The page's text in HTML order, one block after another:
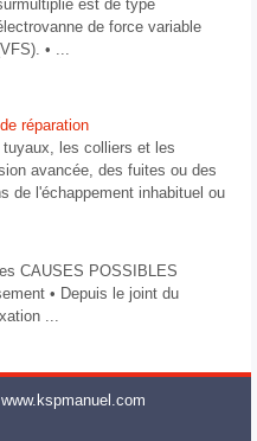
est de type
de force variable
• ...
réparation
les colliers et les
avancée, des fuites ou des
de l'échappement inhabituel ou
CAUSES POSSIBLES
• Depuis le joint du
...